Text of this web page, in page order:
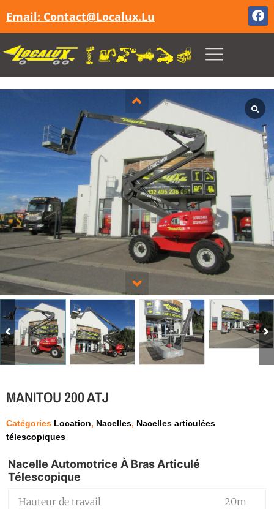
Email: Contact@localux.lu
MANITOU 200 ATJ
Catégories Location, Nacelles, Nacelles articulées
télescopiques
Nacelle Automotrice À Bras Articulé
Télescopique
Hauteur de travail 20m